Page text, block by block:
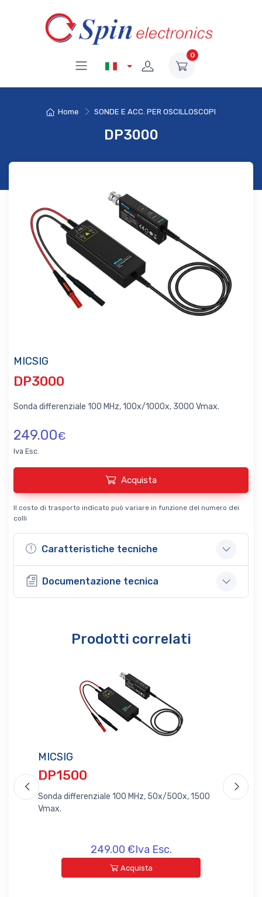
0
Home SONDE E ACC. PER OSCILLOSCOPI
DP3000
MICSIG
DP3000
Sonda differenziale 100 MHz, 100x/1000x, 3000 Vmax.
249.00€
Iva Esc.
Acquista
Il costo di trasporto indicato può variare in funzione del numero dei
colli
Caratteristiche tecniche
Documentazione tecnica
Prodotti correlati
MICSIG
DP1500
Sonda differenziale 100 MHz, 50x/500x, 1500
Vmax.
249.00 €Iva Esc.
Acquista